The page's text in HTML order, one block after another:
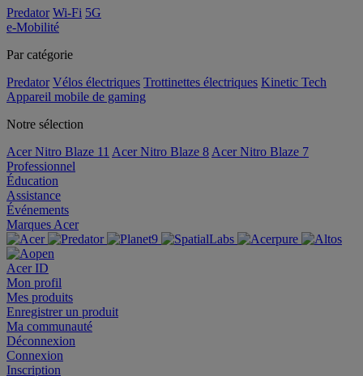
Predator Wi-Fi 5G
e-Mobilité
Par catégorie
Predator Vélos électriques Trottinettes électriques Kinetic Tech
Appareil mobile de gaming
Notre sélection
Acer Nitro Blaze 11 Acer Nitro Blaze 8 Acer Nitro Blaze 7
Professionnel
Éducation
Assistance
Événements
Marques Acer
Acer ID
Mon profil
Mes produits
Enregistrer un produit
Ma communauté
Déconnexion
Connexion
Inscription